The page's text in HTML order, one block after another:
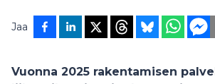
Jaa
Vuonna 2025 rakentamisen